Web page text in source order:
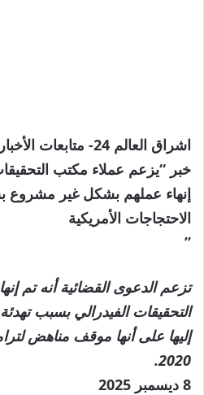
اشراق العالم 24-
إنهاء عملهم بشكل غير مشروع
الاحتجاجات الأمريكية
”
تزعم الدعوى القضائية أنه تم
التحقيقات الفيدرالي بسبب
إليها على أنها موقف مناهض
2020.
تم
8 ديسمبر 2025